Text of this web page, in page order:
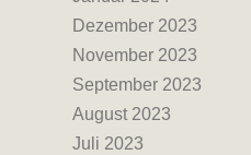
Dezember 2023
November 2023
September 2023
August 2023
Juli 2023